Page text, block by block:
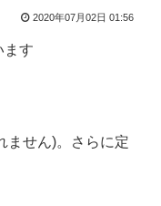
2020年07月02日 01:56
ます
ません)。さらに定